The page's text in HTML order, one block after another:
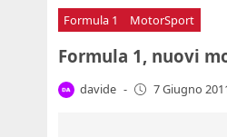
Formula 1 MotorSport
Formula 1, nuovi
davide - 7 Giugno